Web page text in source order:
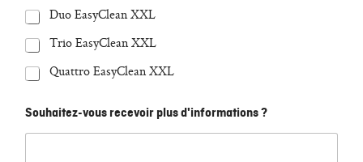
Duo EasyClean XXL
Trio EasyClean XXL
Quattro EasyClean XXL
Souhaitez-vous recevoir plus d'informations ?